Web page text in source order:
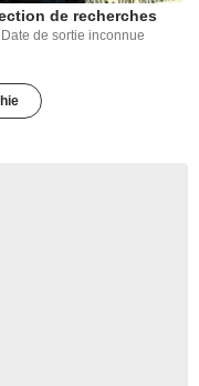
de recherches
Date de sortie inconnue